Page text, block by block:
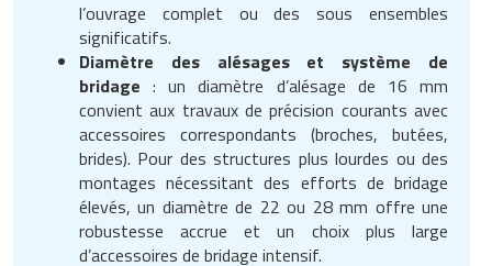
l’ouvrage complet ou des sous ensembles
significatifs.
Diamètre des alésages et système de
bridage : un diamètre d’alésage de 16 mm
convient aux travaux de précision courants avec
accessoires correspondants (broches, butées,
brides). Pour des structures plus lourdes ou des
montages nécessitant des efforts de bridage
élevés, un diamètre de 22 ou 28 mm offre une
robustesse accrue et un choix plus large
d’accessoires de bridage intensif.